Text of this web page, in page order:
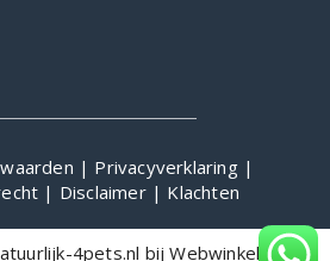
| Privacyverklaring |
| Disclaimer | Klachten
4pets.nl bijWebwinkelKeur